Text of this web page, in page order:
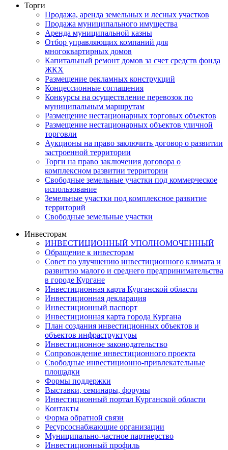
Торги
Продажа, аренда земельных и лесных участков
Продажа муниципального имущества
Аренда муниципальной казны
Отбор управляющих компаний для
многоквартирных домов
Капитальный ремонт домов за счет средств фонда
ЖКХ
Размещение рекламных конструкций
Концессионные соглашения
Конкурсы на осуществление перевозок по
муниципальным маршрутам
Размещение нестационарных торговых объектов
Размещение нестационарных объектов уличной
торговли
Аукционы на право заключить договор о развитии
застроенной территории
Торги на право заключения договора о
комплексном развитии территории
Свободные земельные участки под коммерческое
использование
Земельные участки под комплексное развитие
территорий
Свободные земельные участки
Инвесторам
ИНВЕСТИЦИОННЫЙ УПОЛНОМОЧЕННЫЙ
Обращение к инвесторам
Совет по улучшению инвестиционного климата и
развитию малого и среднего предпринимательства
в городе Кургане
Инвестиционная карта Курганской области
Инвестиционная декларация
Инвестиционный паспорт
Инвестиционная карта города Кургана
План создания инвестиционных объектов и
объектов инфраструктуры
Инвестиционное законодательство
Сопровождение инвестиционного проекта
Свободные инвестиционно-привлекательные
площадки
Формы поддержки
Выставки, семинары, форумы
Инвестиционный портал Курганской области
Контакты
Форма обратной связи
Ресурсоснабжающие организации
Муниципально-частное партнерство
Инвестиционный профиль